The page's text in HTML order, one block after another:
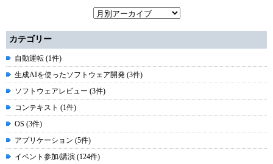
カテゴリー
自動運転 (1件)
生成AIを使ったソフトウェア開発 (3件)
ソフトウェアレビュー (3件)
コンテキスト (1件)
OS (3件)
アプリケーション (5件)
イベント参加/講演 (124件)